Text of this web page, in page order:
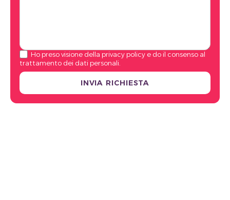
Ho preso visione della privacy policy e do il consenso al
trattamento dei dati personali.
INVIA RICHIESTA